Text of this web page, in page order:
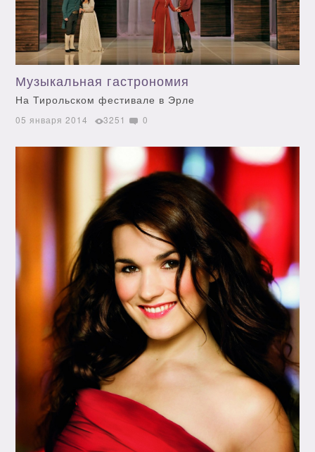
Музыкальная гастрономия
На Тирольском фестивале в Эрле
05 января 2014 3251 0